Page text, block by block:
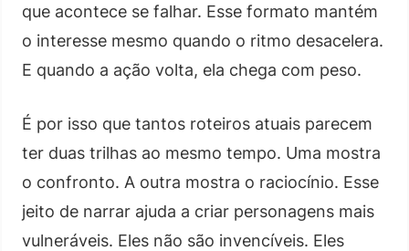
que acontece se falhar. Esse formato mantém
o interesse mesmo quando o ritmo desacelera.
E quando a ação volta, ela chega com peso.
É por isso que tantos roteiros atuais parecem
ter duas trilhas ao mesmo tempo. Uma mostra
o confronto. A outra mostra o raciocínio. Esse
jeito de narrar ajuda a criar personagens mais
vulneráveis. Eles não são invencíveis. Eles